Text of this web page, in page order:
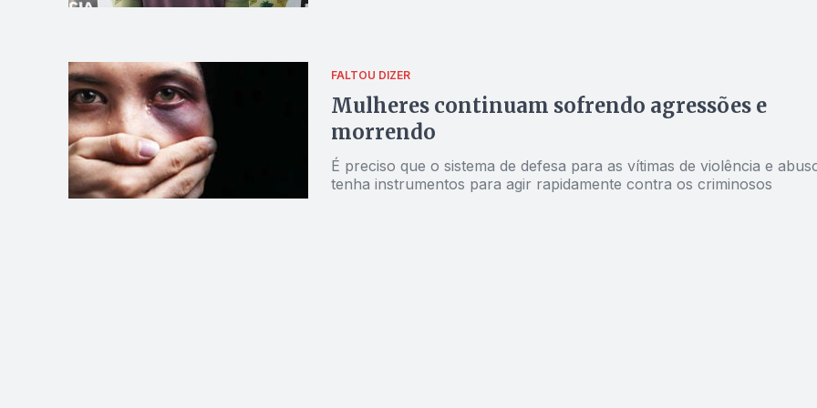
FALTOU DIZER
Mulheres continuam sofrendo agressões e
morrendo
É preciso que o sistema de defesa para as vítimas de violência e
tenha instrumentos para agir rapidamente contra os criminosos